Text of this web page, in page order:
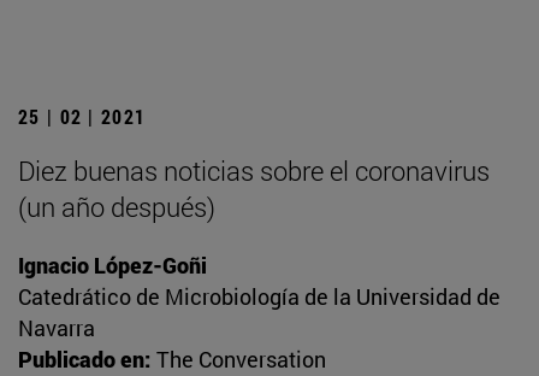
25 | 02 | 2021
Diez buenas noticias sobre el coronavirus
(un año después)
Ignacio López-Goñi
Catedrático de Microbiología de la Universidad de
Navarra
Publicado en: The Conversation